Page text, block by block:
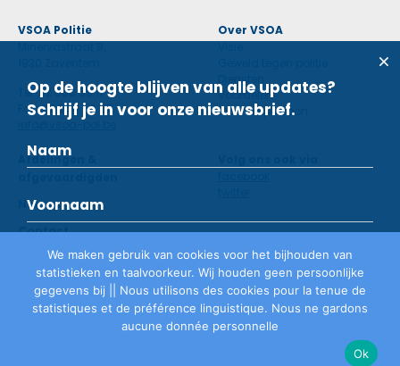
We maken gebruik van cookies voor het bijhouden van
statistieken en taalvoorkeur. Wij houden geen persoonlijke
gegevens bij || Nous utilisons des cookies pour la tenue de
statistiques et de préférence linguistique. Nous ne gardons
aucune donnée personnelle
Ok
VSOA Politie
Tel: 02 660 59 11
Fax: 02 660 50 97
info@vsoa-pol.be
Over VSOA
Diensten
Voordelen
Contactpersoon
Afdelingen &
Nieuws
Contact
Lid worden
Op de hoogte blijven van alle updates?
Schrijf je in voor onze nieuwsbrief.